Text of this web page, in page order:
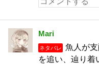
Mari
ネタバレ
魚人が
を追い、辿り着